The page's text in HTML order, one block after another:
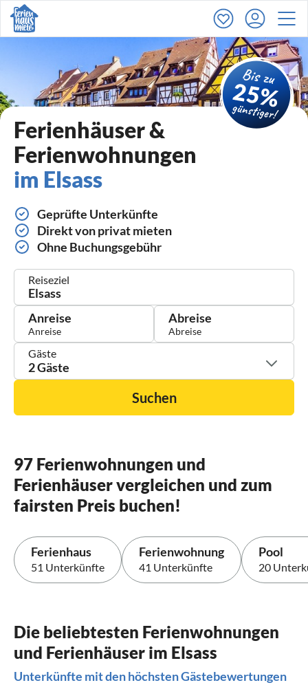
Ferienhäuser &
Ferienwohnungen
im Elsass
Geprüfte Unterkünfte
Direkt von privat mieten
Ohne Buchungsgebühr
Reiseziel
Anreise Abreise
Gäste
2 Gäste
Suchen
97 Ferienwohnungen und
Ferienhäuser vergleichen und zum
fairsten Preis buchen!
Ferienhaus
51 Unterkünfte
Ferienwohnung
41 Unterkünfte
Pool
20
Die beliebtesten Ferienwohnungen
und Ferienhäuser im Elsass
Unterkünfte mit den höchsten Gästebewertungen